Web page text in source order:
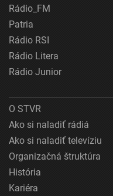
Rádio_FM
Patria
Rádio RSI
Rádio Litera
Rádio Junior
O STVR
Ako si naladiť rádiá
Ako si naladiť televíziu
Organizačná štruktúra
História
Kariéra